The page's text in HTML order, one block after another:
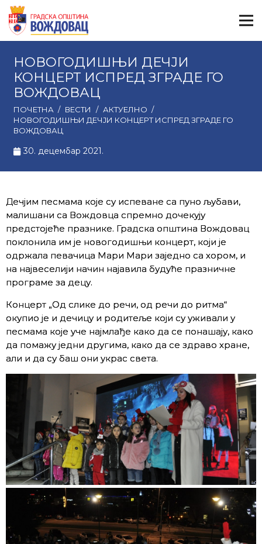
НОВОГОДИШЊИ ДЕЧЈИ
КОНЦЕРТ ИСПРЕД ЗГРАДЕ ГО
ВОЖДОВАЦ
ПОЧЕТНА / ВЕСТИ / АКТУЕЛНО /
НОВОГОДИШЊИ ДЕЧЈИ КОНЦЕРТ ИСПРЕД ЗГРАДЕ ГО
ВОЖДОВАЦ
30. децембар 2021.
Дечјим песмама које су испеване са пуно љубави,
малишани са Вождовца спремно дочекују
предстојеће празнике. Градска општина Вождовац
поклонила им је новогодишњи концерт, који је
одржала певачица Мари Мари заједно са хором, и
на највеселији начин најавила будуће празничне
програме за децу.
Концерт „Од слике до речи, од речи до ритма“
окупио је и дечицу и родитеље који су уживали у
песмама које уче најмлађе како да се понашају, како
да помажу једни другима, како да се здраво хране,
али и да су баш они украс света.